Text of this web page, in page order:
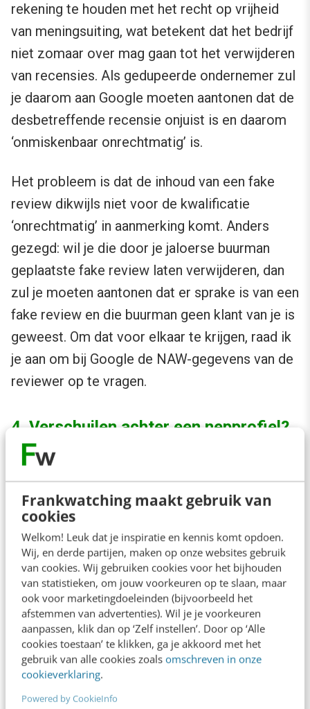
Frankwatching maakt gebruik van
cookies
Welkom! Leuk dat je inspiratie en kennis komt opdoen.
Wij, en derde partijen, maken op onze websites gebruik
van cookies. Wij gebruiken cookies voor het bijhouden
van statistieken, om jouw voorkeuren op te slaan, maar
ook voor marketingdoeleinden (bijvoorbeeld het
afstemmen van advertenties). Wil je je voorkeuren
aanpassen, klik dan op ‘Zelf instellen’. Door op ‘Alle
cookies toestaan’ te klikken, ga je akkoord met het
gebruik van alle cookies zoals omschreven in onze
cookieverklaring.
Powered by CookieInfo
rekening te houden met het recht op vrijheid
van meningsuiting, wat betekent dat het bedrijf
niet zomaar over mag gaan tot het verwijderen
van recensies. Als gedupeerde ondernemer zul
je daarom aan Google moeten aantonen dat de
desbetreffende recensie onjuist is en daarom
‘onmiskenbaar onrechtmatig’ is.
Het probleem is dat de inhoud van een fake
review dikwijls niet voor de kwalificatie
‘onrechtmatig’ in aanmerking komt. Anders
gezegd: wil je die door je jaloerse buurman
geplaatste fake review laten verwijderen, dan
zul je moeten aantonen dat er sprake is van een
fake review en die buurman geen klant van je is
geweest. Om dat voor elkaar te krijgen, raad ik
je aan om bij Google de NAW-gegevens van de
reviewer op te vragen.
4. Verschuilen achter een nepprofiel?
Vraag de NAW gegevens op
Soms zit er niets anders op dan de NAW-
gegevens (naam, adres en woonplaats) van de
reviewer op te vragen bij Google. Omdat deze
gegevens privacygevoelig zijn, mag Google
deze niet zomaar doorgeven aan derden. Er
moet in dit geval altijd een belangenafweging
worden gemaakt tussen het privacybelang van
de reviewer en het belang van het benadeelde
bedrijf. Voor het al dan niet doorgeven van